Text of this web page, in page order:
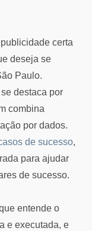
certa
deseja se
Paulo.
destaca por
combina
por dados.
de sucesso,
para ajudar
de sucesso.
entende o
e executada, e